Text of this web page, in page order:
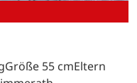
55 cmEltern